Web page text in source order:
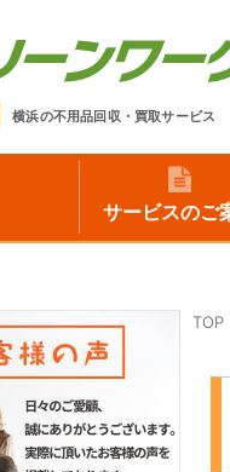
横浜の不用品回収・買取サービス
サービスのご
TOP